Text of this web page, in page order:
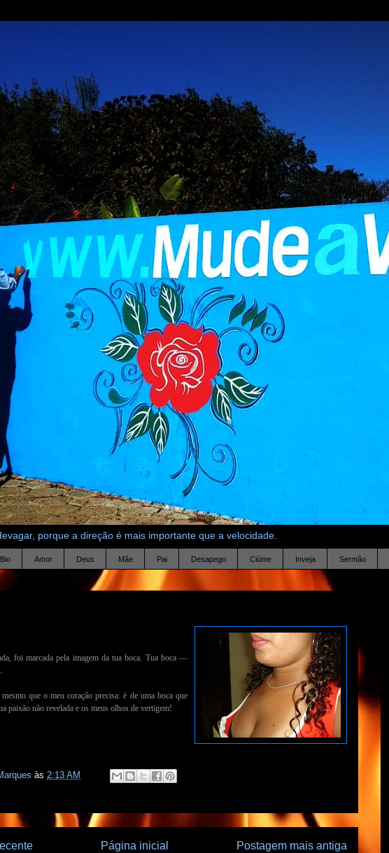
porque a direção é mais importante que a velocidade.
Amor Deus Mãe Pai Desapego Ciúme Inveja Sermão
foi marcada pela imagem da tua boca. Tua boca —
que o meu coração precisa: é de uma boca que
não revelada e os meus olhos de vertigem!
às 2:13 AM
Postagem mais antiga
Página inicial